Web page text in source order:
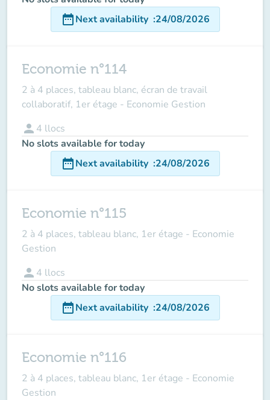
date_rangeNext availability :24/08/2026
Economie n°114
2 à 4 places, tableau blanc, écran de travail
collaboratif, 1er étage - Economie Gestion
person 4 llocs
No slots available for today
date_rangeNext availability :24/08/2026
Economie n°115
2 à 4 places, tableau blanc, 1er étage - Economie
Gestion
person 4 llocs
No slots available for today
date_rangeNext availability :24/08/2026
Economie n°116
2 à 4 places, tableau blanc, 1er étage - Economie
Gestion